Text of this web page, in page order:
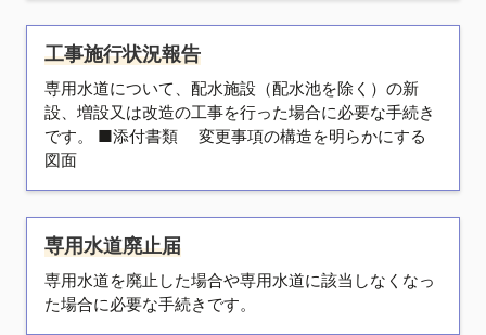
工事施行状況報告
専用水道について、配水施設（配水池を除く）の新
設、増設又は改造の工事を行った場合に必要な手続き
です。 ■添付書類 変更事項の構造を明らかにする
図面
専用水道廃止届
専用水道を廃止した場合や専用水道に該当しなくなっ
た場合に必要な手続きです。